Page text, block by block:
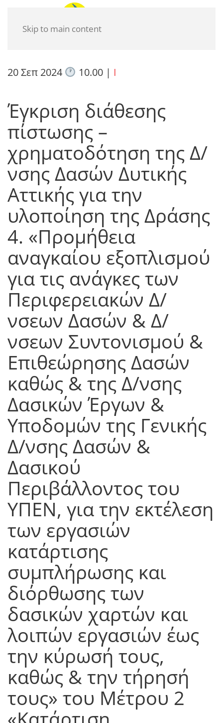
Skip to main content
20 Σεπ 2024 10.00| I
Έγκριση διάθεσης
πίστωσης –
χρηματοδότηση της Δ/
νσης Δασών Δυτικής
Αττικής για την
υλοποίηση της Δράσης
4. «Προμήθεια
αναγκαίου εξοπλισμού
για τις ανάγκες των
Περιφερειακών Δ/
νσεων Δασών & Δ/
νσεων Συντονισμού &
Επιθεώρησης Δασών
καθώς & της Δ/νσης
Δασικών Έργων &
Υποδομών της Γενικής
Δ/νσης Δασών &
Δασικού
Περιβάλλοντος του
ΥΠΕΝ, για την εκτέλεση
των εργασιών
κατάρτισης
συμπλήρωσης και
διόρθωσης των
δασικών χαρτών και
λοιπών εργασιών έως
την κύρωσή τους,
καθώς & την τήρησή
τους» του Μέτρου 2